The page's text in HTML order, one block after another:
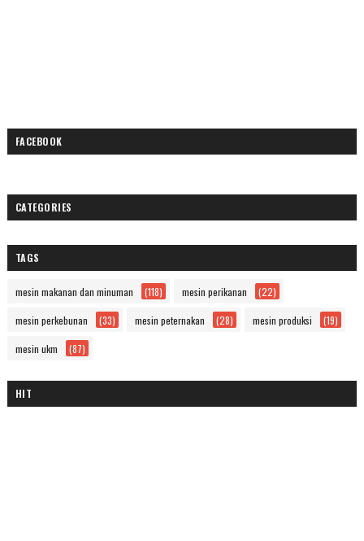
FACEBOOK
CATEGORIES
TAGS
mesin makanan dan minuman (118) mesin perikanan (22)
mesin perkebunan (33) mesin peternakan (28) mesin produksi (19)
mesin ukm (87)
HIT